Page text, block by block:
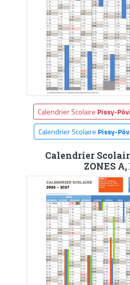
Calendrier Scolaire Pissy-
Calendrier Scolaire Pissy-
Calendrier
ZONES A,